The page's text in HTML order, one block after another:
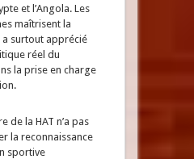
et l’Angola. Les
maîtrisent la
a surtout apprécié
réel du
la prise en charge
de la HAT n’a pas
la reconnaissance
sportive